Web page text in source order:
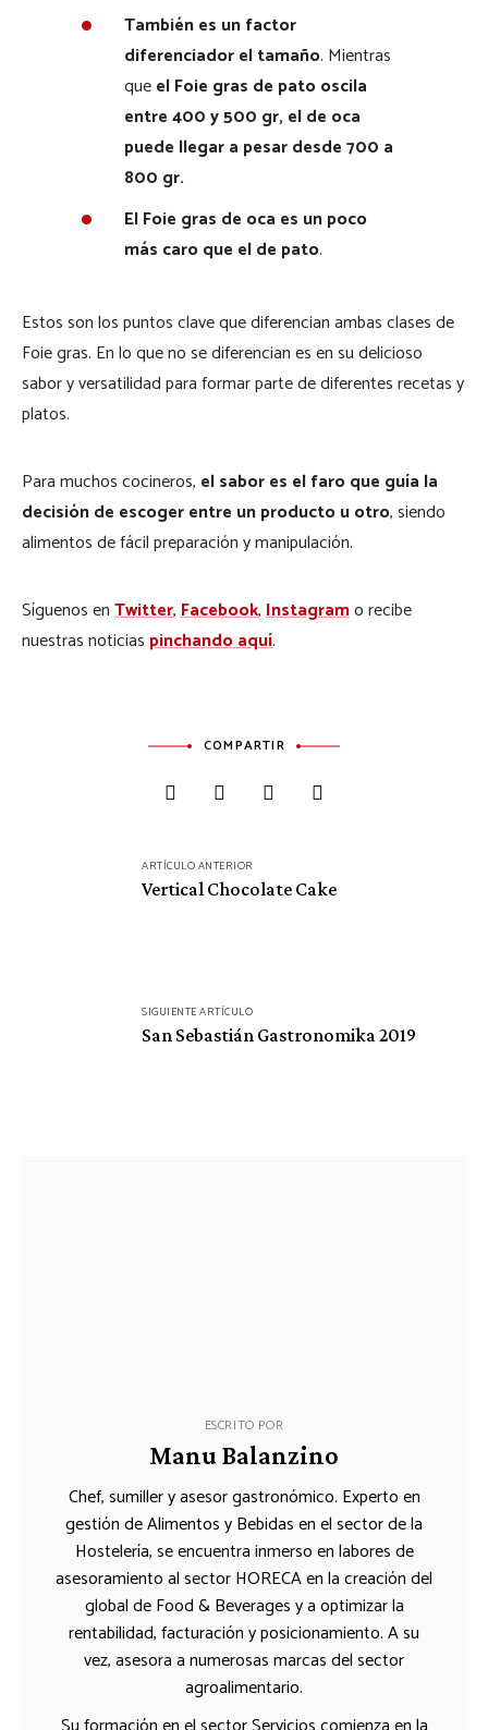
También es un factor
diferenciador el tamaño. Mientras
queel Foie gras de pato oscila
entre 400 y 500 gr, el de oca
puede llegar a pesar desde 700 a
800 gr.
El Foie gras de oca es un poco
más caro que el de pato.
Estos son los puntos clave que diferencian ambas clases de
Foie gras. En lo que no se diferencian es en su delicioso
sabor y versatilidad para formar parte de diferentes recetas y
platos.
Para muchos cocineros, el sabor es el faro que guía la
decisión de escoger entre un producto u otro, siendo
alimentos de fácil preparación y manipulación.
Síguenos enTwitter,Facebook,Instagramo recibe
nuestras noticias pinchando aquí.
COMPARTIR
ARTÍCULO ANTERIOR
Vertical Chocolate Cake
SIGUIENTE ARTÍCULO
San Sebastián Gastronomika 2019
ESCRITO POR
Manu Balanzino
Chef, sumiller y asesor gastronómico. Experto en
gestión de Alimentos y Bebidas en el sector de la
Hostelería, se encuentra inmerso en labores de
asesoramiento al sector HORECA en la creación del
global de Food & Beverages y a optimizar la
rentabilidad, facturación y posicionamiento. A su
vez, asesora a numerosas marcas del sector
agroalimentario.